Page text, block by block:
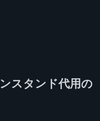
スタンド代用の